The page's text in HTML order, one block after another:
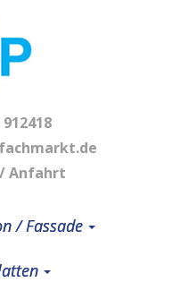
Anfahrt
/ Fassade